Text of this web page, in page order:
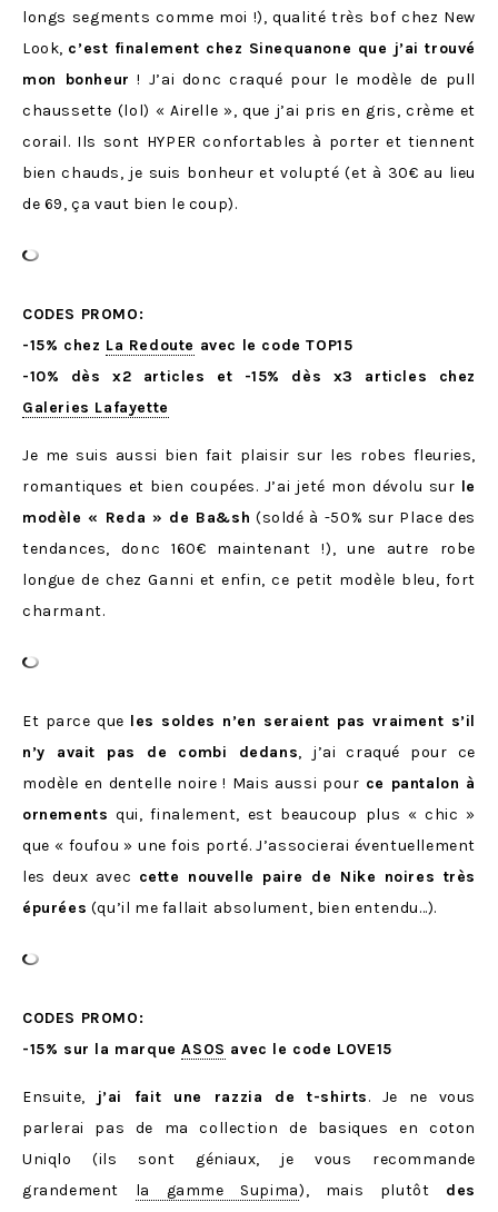
longs segments comme moi !), qualité très bof chez New
Look, c’est finalement chez Sinequanone que j’ai trouvé
mon bonheur ! J’ai donc craqué pour le modèle de pull
chaussette (lol) « Airelle », que j’ai pris en gris, crème et
corail. Ils sont HYPER confortables à porter et tiennent
bien chauds, je suis bonheur et volupté (et à 30€ au lieu
de 69, ça vaut bien le coup).
CODES PROMO:
-15% chez La Redoute avec le code TOP15
-10% dès x2 articles et -15% dès x3 articles chez
Galeries Lafayette
Je me suis aussi bien fait plaisir sur les robes fleuries,
romantiques et bien coupées. J’ai jeté mon dévolu sur le
modèle « Reda » de Ba&sh (soldé à -50% sur Place des
tendances, donc 160€ maintenant !), une autre robe
longue de chez Ganni et enfin, ce petit modèle bleu, fort
charmant.
Et parce que les soldes n’en seraient pas vraiment s’il
n’y avait pas de combi dedans, j’ai craqué pour ce
modèle en dentelle noire ! Mais aussi pour ce pantalon à
ornements qui, finalement, est beaucoup plus « chic »
que « foufou » une fois porté. J’associerai éventuellement
les deux avec cette nouvelle paire de Nike noires très
épurées (qu’il me fallait absolument, bien entendu…).
CODES PROMO:
-15% sur la marqueASOS avec le code LOVE15
Ensuite, j’ai fait une razzia de t-shirts. Je ne vous
parlerai pas de ma collection de basiques en coton
Uniqlo (ils sont géniaux, je vous recommande
grandement la gamme Supima), mais plutôt des